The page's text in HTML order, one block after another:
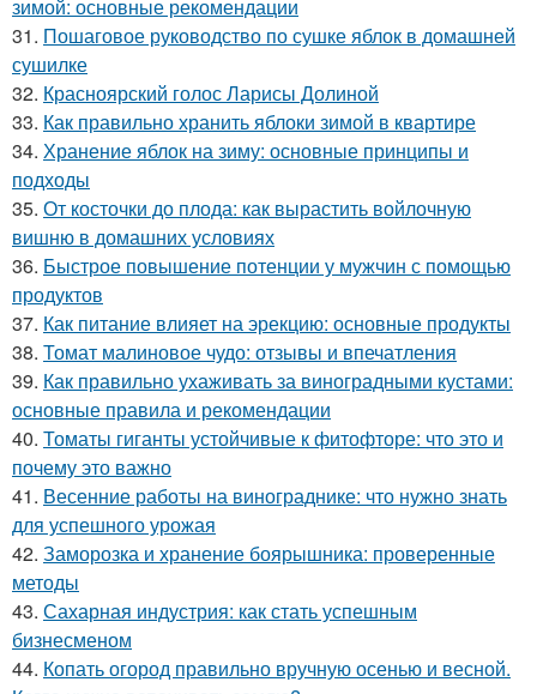
зимой: основные рекомендации
31. Пошаговое руководство по сушке яблок в домашней
сушилке
32. Красноярский голос Ларисы Долиной
33. Как правильно хранить яблоки зимой в квартире
34. Хранение яблок на зиму: основные принципы и
подходы
35. От косточки до плода: как вырастить войлочную
вишню в домашних условиях
36. Быстрое повышение потенции у мужчин с помощью
продуктов
37. Как питание влияет на эрекцию: основные продукты
38. Томат малиновое чудо: отзывы и впечатления
39. Как правильно ухаживать за виноградными кустами:
основные правила и рекомендации
40. Томаты гиганты устойчивые к фитофторе: что это и
почему это важно
41. Весенние работы на винограднике: что нужно знать
для успешного урожая
42. Заморозка и хранение боярышника: проверенные
методы
43. Сахарная индустрия: как стать успешным
бизнесменом
44. Копать огород правильно вручную осенью и весной.